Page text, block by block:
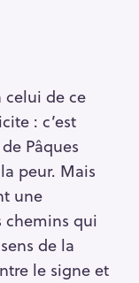
celui de ce
: c’est
Pâques
peur. Mais
une
chemins qui
de la
le signe et